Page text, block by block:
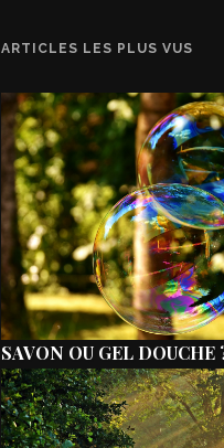
ARTICLES LES PLUS VUS
SAVON OU GEL DOUCHE